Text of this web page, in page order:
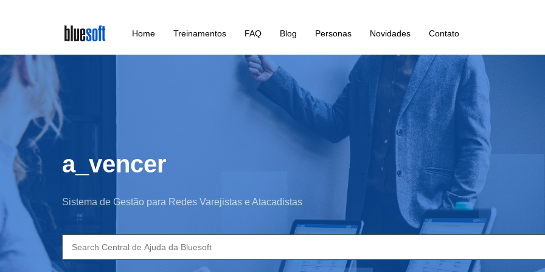
main
content
Home Treinamentos FAQ Blog Personas Novidades Contato
a_vencer
Sistema de Gestão para Redes Varejistas e Atacadistas
Search
for: